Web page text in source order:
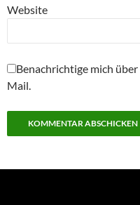
Website
Benachrichtige mich
Mail.